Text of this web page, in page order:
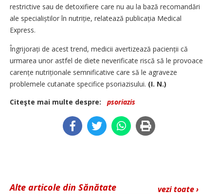
restrictive sau de detoxifiere care nu au la bază recomandări
ale specialiștilor în nutriție, relatează publicația Medical
Express.
Îngrijorați de acest trend, medicii avertizează pacienții că
urmarea unor astfel de diete neverificate riscă să le provoace
ca­rențe nutriționale semnificative care să le agraveze
problemele cutanate specifice psoriazisului. (I. N.)
Citeşte mai multe despre:
psoriazis
vezi toate ›
Alte articole din Sănătate